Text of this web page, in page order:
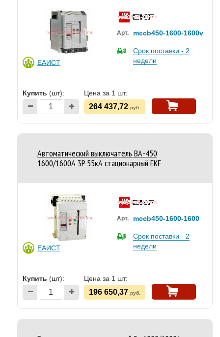
ЕАИСТ
Арт. mccb450-1600-1600v
Срок поставки - 2
недели
Купить (шт): Цена за 1 шт:
264 437,72 руб.
Автоматический выключатель ВА-450
1600/1600А 3P 55кА стационарный EKF
ЕАИСТ
Арт. mccb450-1600-1600
Срок поставки - 2
недели
Купить (шт): Цена за 1 шт:
196 650,37 руб.